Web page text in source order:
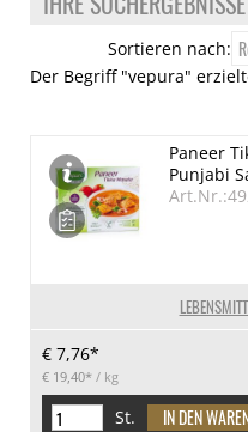
Sortieren nach:
Der Begriff "vepura"
Paneer
Punjabi
€ 7,76*
€ 19,40* / kg
St.